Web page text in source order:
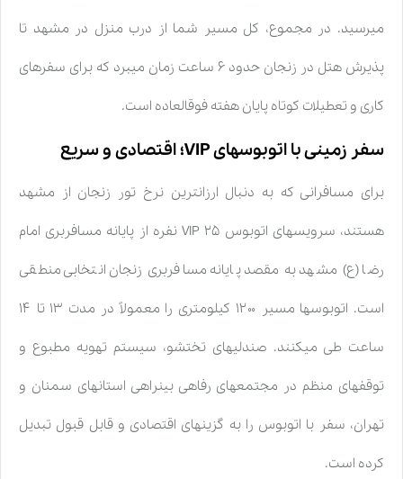
میرسید. در مجموع، کل مسیر شما از درب منزل در مشهد تا
پذیرش هتل در زنجان حدود ۶ ساعت زمان میبرد که برای سفرهای
کاری و تعطیلات کوتاه پایان هفته فوقالعاده است.
سفر زمینی با اتوبوسهای VIP؛ اقتصادی و سریع
برای مسافرانی که به دنبال ارزانترین نرخ تور زنجان از مشهد
هستند، سرویسهای اتوبوس VIP ۲۵ نفره از پایانه مسافربری امام
رضا (ع) مشهد به مقصد پایانه مسافربری زنجان انتخابی منطقی
است. اتوبوسها مسیر ۱۲۰۰ کیلومتری را معمولاً در مدت ۱۳ تا ۱۴
ساعت طی میکنند. صندلیهای تختشو، سیستم تهویه مطبوع و
توقفهای منظم در مجتمعهای رفاهی بینراهی استانهای سمنان و
تهران، سفر با اتوبوس را به گزینهای اقتصادی و قابل قبول تبدیل
کرده است.